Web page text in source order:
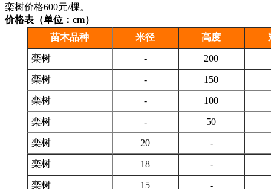
栾树价格600元/棵。
价格表（单位：cm）
苗木品种
米径 高度
栾树 - 200
栾树 - 150
栾树 - 100
栾树 - 50
栾树 20 -
栾树 18 -
栾树 15 -